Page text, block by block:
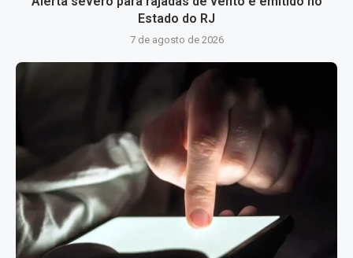
Estado do RJ
7 de agosto de 2026